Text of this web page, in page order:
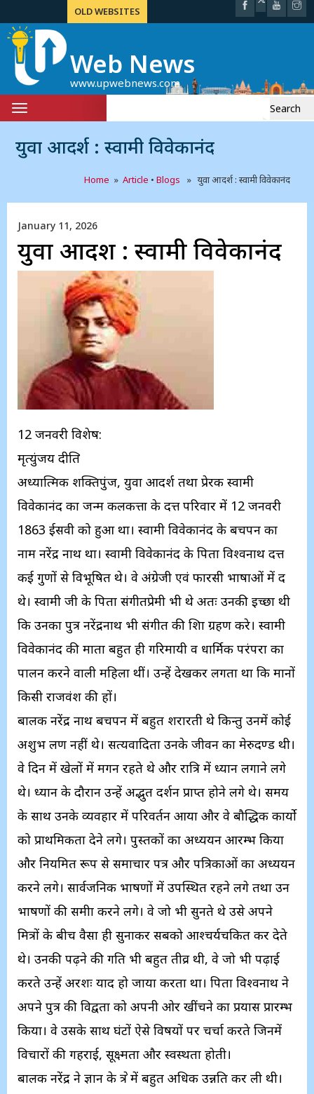
OLD WEBSITES
Web News
www.upwebnews.com
Toggle
navigation
युवा आदर्श : स्वामी विवेकानंद
Home » Article • Blogs » युवा आदर्श : स्वामी विवेकानंद
January 11, 2026
युवा आदर्श : स्वामी विवेकानंद
12 जनवरी विशेष:
मृत्युंजय दीक्षित
अध्यात्मिक शक्तिपुंज, युवा आदर्श तथा प्रेरक स्वामी
विवेकानंद का जन्म कलकत्ता के दत्त परिवार में 12 जनवरी
1863 ईसवी को हुआ था। स्वामी विवेकानंद के बचपन का
नाम नरेंद्र नाथ था। स्वामी विवेकानंद के पिता विश्वनाथ दत्त
कई गुणों से विभूषित थे। वे अंग्रेजी एवं फारसी भाषाओं में दक्ष
थे। स्वामी जी के पिता संगीतप्रेमी भी थे अतः उनकी इच्छा थी
कि उनका पुत्र नरेंद्रनाथ भी संगीत की शिक्षा ग्रहण करे। स्वामी
विवेकानंद की माता बहुत ही गरिमायी व धार्मिक परंपरा का
पालन करने वाली महिला थीं। उन्हें देखकर लगता था कि मानों
किसी राजवंश की हों।
बालक नरेंद्र नाथ बचपन में बहुत शरारती थे किन्तु उनमें कोई
अशुभ लक्षण नहीं थे। सत्यवादिता उनके जीवन का मेरुदण्ड थी।
वे दिन में खेलों में मगन रहते थे और रात्रि में ध्यान लगाने लगे
थे। ध्यान के दौरान उन्हें अद्भुत दर्शन प्राप्त होने लगे थे। समय
के साथ उनके व्यवहार में परिवर्तन आया और वे बौद्धिक कार्यो
को प्राथमिकता देने लगे। पुस्तकों का अध्ययन आरम्भ किया
और नियमित रूप से समाचार पत्र और पत्रिकाओं का अध्ययन
करने लगे। सार्वजनिक भाषणों में उपस्थित रहने लगे तथा उन
भाषणों की समीक्षा करने लगे। वे जो भी सुनते थे उसे अपने
मित्रों के बीच वैसा ही सुनाकर सबको आश्चर्यचकित कर देते
थे। उनकी पढ़ने की गति भी बहुत तीव्र थी, वे जो भी पढ़ाई
करते उन्हें अक्षरशः याद हो जाया करता था। पिता विश्वनाथ ने
अपने पुत्र की विद्वता को अपनी ओर खींचने का प्रयास प्रारम्भ
किया। वे उसके साथ घंटों ऐसे विषयों पर चर्चा करते जिनमें
विचारों की गहराई, सूक्ष्मता और स्वस्थता होती।
बालक नरेंद्र ने ज्ञान के क्षेत्र में बहुत अधिक उन्नति कर ली थी।